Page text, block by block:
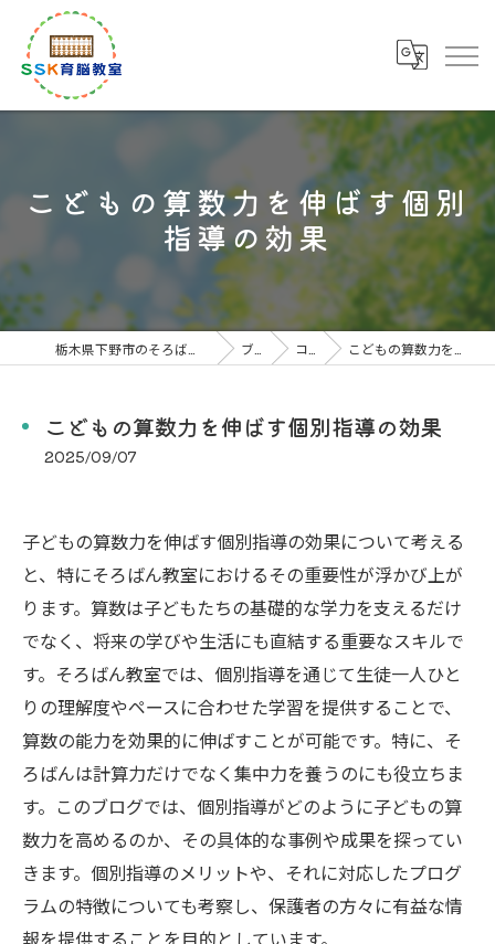
こどもの算数力を伸ばす個別
指導の効果
ブログ コラム こどもの算数力を伸ばす個別指導の効果
こどもの算数力を伸ばす個別指導の効果
2025/09/07
子どもの算数力を伸ばす個別指導の効果について考える
と、特にそろばん教室におけるその重要性が浮かび上が
ります。算数は子どもたちの基礎的な学力を支えるだけ
でなく、将来の学びや生活にも直結する重要なスキルで
す。そろばん教室では、個別指導を通じて生徒一人ひと
りの理解度やペースに合わせた学習を提供することで、
算数の能力を効果的に伸ばすことが可能です。特に、そ
ろばんは計算力だけでなく集中力を養うのにも役立ちま
す。このブログでは、個別指導がどのように子どもの算
数力を高めるのか、その具体的な事例や成果を探ってい
きます。個別指導のメリットや、それに対応したプログ
ラムの特徴についても考察し、保護者の方々に有益な情
報を提供することを目的としています。